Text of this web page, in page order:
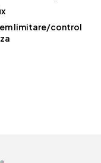
limitare/control